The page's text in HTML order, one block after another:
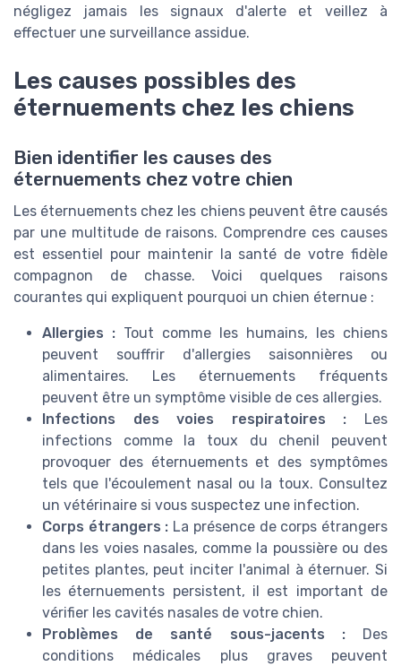
négligez jamais les signaux d'alerte et veillez à
effectuer une surveillance assidue.
Les causes possibles des
éternuements chez les chiens
Bien identifier les causes des
éternuements chez votre chien
Les éternuements chez les chiens peuvent être causés
par une multitude de raisons. Comprendre ces causes
est essentiel pour maintenir la santé de votre fidèle
compagnon de chasse. Voici quelques raisons
courantes qui expliquent pourquoi un chien éternue :
Allergies : Tout comme les humains, les chiens
peuvent souffrir d'allergies saisonnières ou
alimentaires. Les éternuements fréquents
peuvent être un symptôme visible de ces allergies.
Infections des voies respiratoires : Les
infections comme la toux du chenil peuvent
provoquer des éternuements et des symptômes
tels que l'écoulement nasal ou la toux. Consultez
un vétérinaire si vous suspectez une infection.
Corps étrangers : La présence de corps étrangers
dans les voies nasales, comme la poussière ou des
petites plantes, peut inciter l'animal à éternuer. Si
les éternuements persistent, il est important de
vérifier les cavités nasales de votre chien.
Problèmes de santé sous-jacents :Des
conditions médicales plus graves peuvent